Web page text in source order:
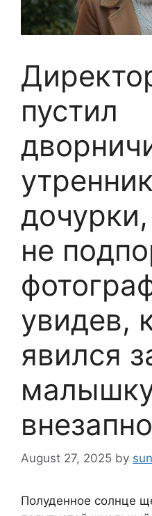
пустил
не
увидев,
явился
August 27, 2025 by
Полуденное солнце